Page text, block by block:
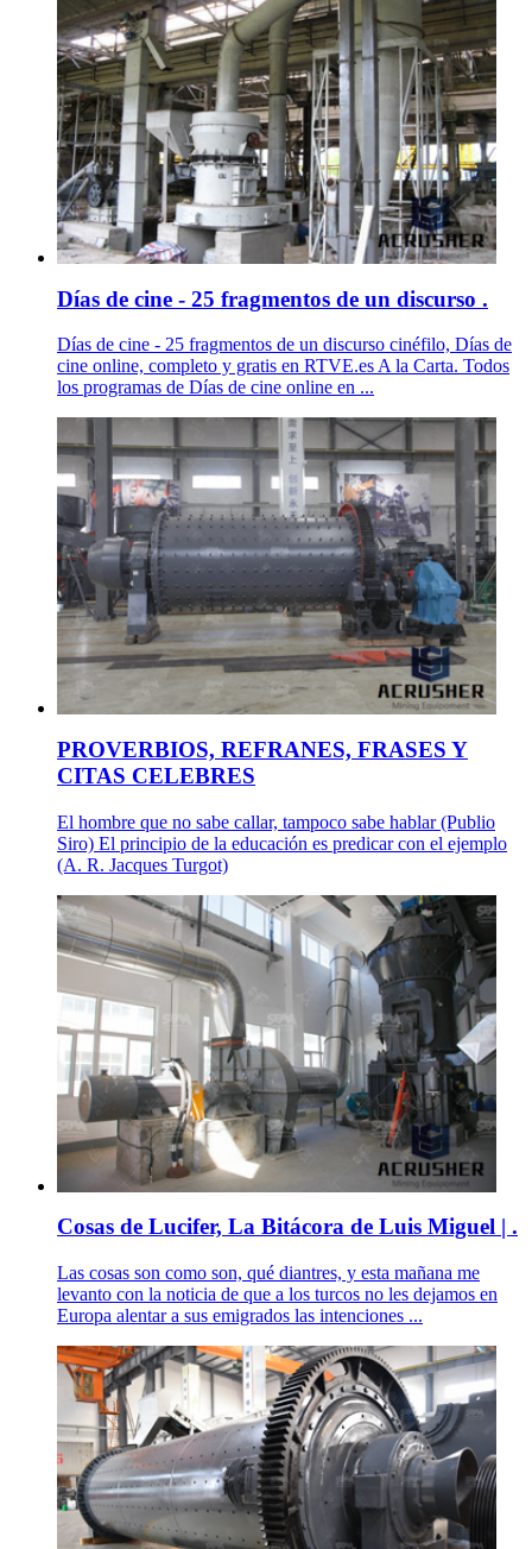
Días de cine - 25 fragmentos de un discurso .
Días de cine - 25 fragmentos de un discurso cinéfilo, Días de
cine online, completo y gratis en RTVE.es A la Carta. Todos
los programas de Días de cine online en ...
PROVERBIOS, REFRANES, FRASES Y
CITAS CELEBRES
El hombre que no sabe callar, tampoco sabe hablar (Publio
Siro) El principio de la educación es predicar con el ejemplo
(A. R. Jacques Turgot)
Cosas de Lucifer, La Bitácora de Luis Miguel | .
Las cosas son como son, qué diantres, y esta mañana me
levanto con la noticia de que a los turcos no les dejamos en
Europa alentar a sus emigrados las intenciones ...